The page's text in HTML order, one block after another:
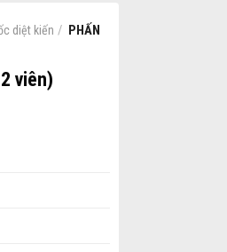
diệt kiến / PHẤN
viên)